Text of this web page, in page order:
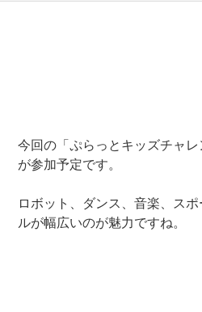
今回の「ぷらっとキッズチャ
が参加予定です。
ロボット、ダンス、音楽、ス
ルが幅広いのが魅力ですね。